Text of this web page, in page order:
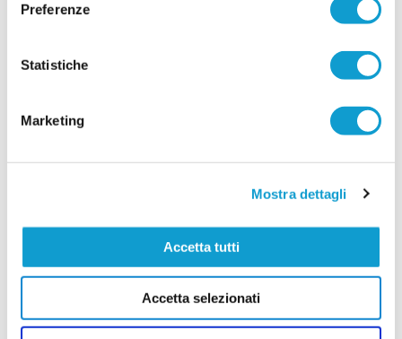
Preferenze
Statistiche
Marketing
Mostra dettagli
Accetta tutti
Accetta selezionati